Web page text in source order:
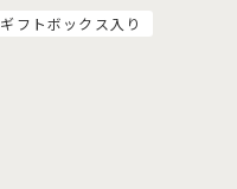
ギフトボックス入り